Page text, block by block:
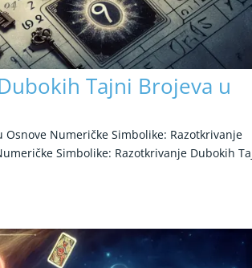
Tajni Brojeva u
Numeričke Simbolike: Razotkrivanje
Simbolike: Razotkrivanje Dubokih